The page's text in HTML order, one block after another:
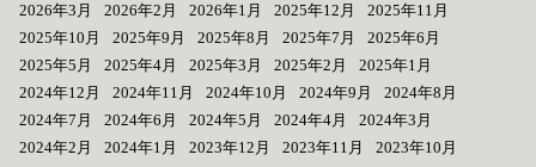
2026年3月
2026年2月 2026年1月 2025年12月
2025年11月
2025年10月
2025年9月 2025年8月 2025年7月
2025年6月
2025年5月
2025年4月 2025年3月 2025年2月
2025年1月
2024年12月
2024年11月 2024年10月 2024年9月
2024年8月
2024年7月
2024年6月 2024年5月 2024年4月
2024年3月
2024年2月
2024年1月 2023年12月 2023年11月
2023年10月